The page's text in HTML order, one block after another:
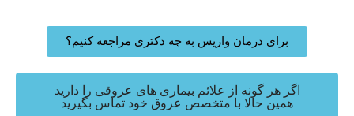
برای درمان واریس به چه دکتری مراجعه کنیم؟
اگر هر گونه از علائم بیماری های عروقی را دارید
همین حالا با متخصص عروق خود تماس بگیرید